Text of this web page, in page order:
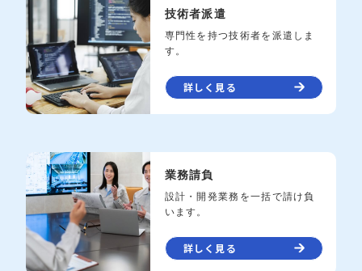
技術者派遣
専門性を持つ技術者を派遣しま
す。
詳しく見る
業務請負
設計・開発業務を一括で請け負
います。
詳しく見る